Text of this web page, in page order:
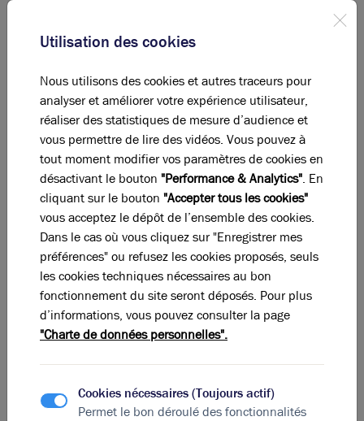
Indice d'émission de gaz à effet de serre
Diagnostic GES en cours
La perle rare pour votre projet immobilier
Ces offres peuvent vous intéresser !
Utilisation des cookies
Nous utilisons des cookies et autres traceurs pour
analyser et améliorer votre expérience utilisateur,
réaliser des statistiques de mesure d’audience et
vous permettre de lire des vidéos. Vous pouvez à
tout moment modifier vos paramètres de cookies en
désactivant le bouton "Performance & Analytics". En
cliquant sur le bouton "Accepter tous les cookies"
vous acceptez le dépôt de l’ensemble des cookies.
Dans le cas où vous cliquez sur "Enregistrer mes
préférences" ou refusez les cookies proposés, seuls
les cookies techniques nécessaires au bon
fonctionnement du site seront déposés. Pour plus
d’informations, vous pouvez consulter la page
"Charte de données personnelles".
Cookies nécessaires (Toujours actif)
Permet le bon déroulé des fonctionnalités